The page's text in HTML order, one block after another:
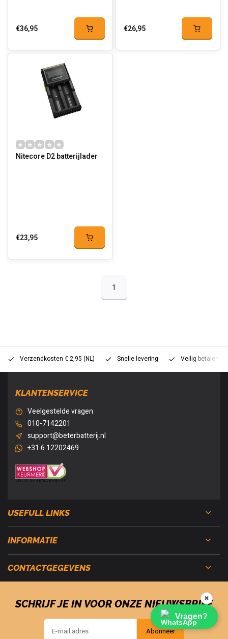
€36,95 €26,95
Nitecore D2 batterijlader
€23,95
1
Verzendkosten € 2,95 (NL) Snelle levering Veilig betalen
KLANTENSERVICE
Veelgestelde vragen
010-7142201
support@beterbatterij.nl
+31 6 12202469
USEFULL LINKS
INFORMATIE
CONTACTGEGEVENS
SCHRIJF JE IN VOOR ONZE NIEUWSBRIEF
Abonneer
✖
Vragen?